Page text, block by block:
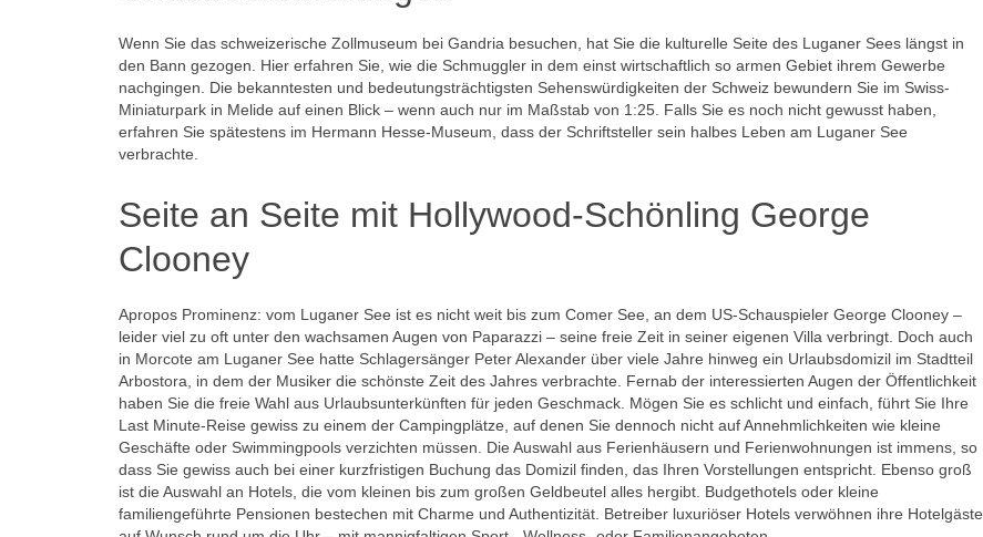
Wenn Sie das schweizerische Zollmuseum bei Gandria besuchen, hat Sie die kulturelle Seite des Luganer Sees längst in
den Bann gezogen. Hier erfahren Sie, wie die Schmuggler in dem einst wirtschaftlich so armen Gebiet ihrem Gewerbe
nachgingen. Die bekanntesten und bedeutungsträchtigsten Sehenswürdigkeiten der Schweiz bewundern Sie im Swiss-
Miniaturpark in Melide auf einen Blick – wenn auch nur im Maßstab von 1:25. Falls Sie es noch nicht gewusst haben,
erfahren Sie spätestens im Hermann Hesse-Museum, dass der Schriftsteller sein halbes Leben am Luganer See
verbrachte.
Seite an Seite mit Hollywood-Schönling George
Clooney
Apropos Prominenz: vom Luganer See ist es nicht weit bis zum Comer See, an dem US-Schauspieler George Clooney –
leider viel zu oft unter den wachsamen Augen von Paparazzi – seine freie Zeit in seiner eigenen Villa verbringt. Doch auch
in Morcote am Luganer See hatte Schlagersänger Peter Alexander über viele Jahre hinweg ein Urlaubsdomizil im Stadtteil
Arbostora, in dem der Musiker die schönste Zeit des Jahres verbrachte. Fernab der interessierten Augen der Öffentlichkeit
haben Sie die freie Wahl aus Urlaubsunterkünften für jeden Geschmack. Mögen Sie es schlicht und einfach, führt Sie Ihre
Last Minute-Reise gewiss zu einem der Campingplätze, auf denen Sie dennoch nicht auf Annehmlichkeiten wie kleine
Geschäfte oder Swimmingpools verzichten müssen. Die Auswahl aus Ferienhäusern und Ferienwohnungen ist immens, so
dass Sie gewiss auch bei einer kurzfristigen Buchung das Domizil finden, das Ihren Vorstellungen entspricht. Ebenso groß
ist die Auswahl an Hotels, die vom kleinen bis zum großen Geldbeutel alles hergibt. Budgethotels oder kleine
familiengeführte Pensionen bestechen mit Charme und Authentizität. Betreiber luxuriöser Hotels verwöhnen ihre Hotelgäste